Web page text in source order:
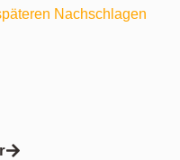
Nachschlagen